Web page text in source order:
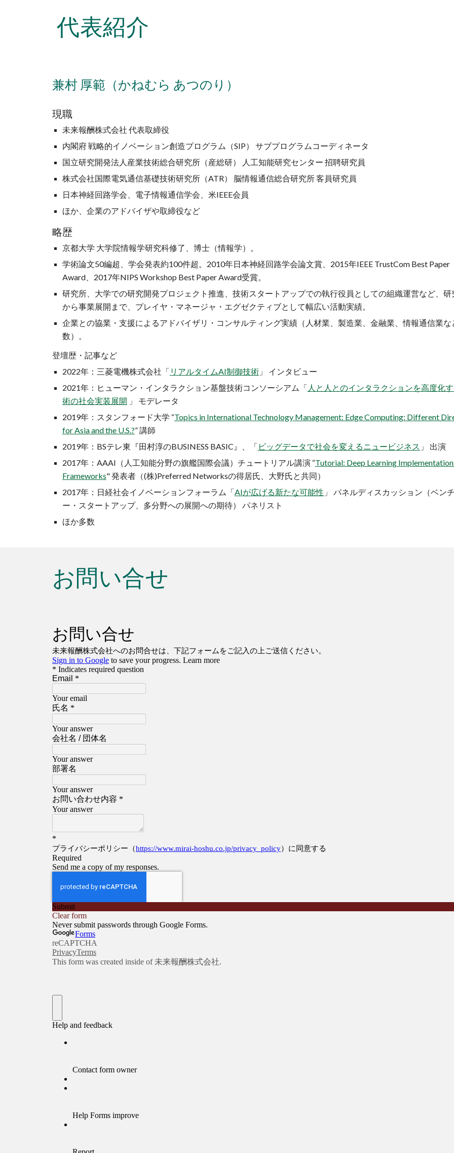
代表紹介
兼村 厚範（かねむら あつのり）
現職
未来報酬株式会社 代表取締役
内閣府 戦略的イノベーション創造プログラム（SIP） サブプログラムコーディネータ
国立研究開発法人産業技術総合研究所（産総研） 人工知能研究センター 招聘研究員
株式会社国際電気通信基礎技術研究所（ATR） 脳情報通信総合研究所 客員研究員
日本神経回路学会、電子情報通信学会、米IEEE会員
ほか、企業のアドバイザや取締役など
略歴
京都大学 大学院情報学研究科修了、博士（情報学）。
学術論文50編超、学会発表約100件超。2010年日本神経回路学会論文賞、2015年IEEE TrustCom Best Paper
Award、2017年NIPS Workshop Best Paper Award受賞。
研究所、大学での研究開発プロジェクト推進、技術スタートアップでの執行役員としての組織運営など、研
から事業展開まで、プレイヤ・マネージャ・エグゼクティブとして幅広い活動実績。
企業との協業・支援によるアドバイザリ・コンサルティング実績（人材業、製造業、金融業、情報通信業な
数）。
登壇歴・記事など
2022年：三菱電機株式会社「 リアルタイムAI制御技術」 インタビュー
2021年：ヒューマン・インタラクション基盤技術コンソーシアム「 人と人とのインタラクションを高度化
術の社会実装展開 」 モデレータ
2019年：スタンフォード大学 “Topics in International Technology Management: Edge Computing: Different
for Asia and the U.S.?” 講師
2019年：BSテレ東『田村淳のBUSINESS BASIC』、「 ビッグデータで社会を変えるニュービジネス 」 出演
2017年：AAAI（人工知能分野の旗艦国際会議）チュートリアル講演 “Tutorial: Deep Learning
Frameworks" 発表者（(株)Preferred Networksの得居氏、大野氏と共同）
2017年：日経社会イノベーションフォーラム「AIが広げる新たな可能性 」 パネルディスカッション（ベン
ー・スタートアップ、多分野への展開への期待） パネリスト
ほか多数
お問い合せ